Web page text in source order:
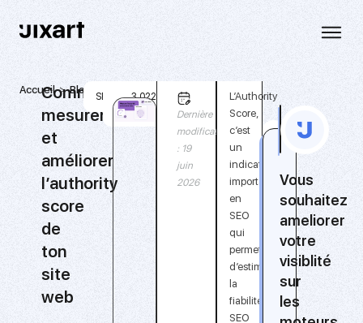
Accueil Blog
Comment
mesurer
l’authority
score
de
Comment
mesurer
et
améliorer
l’authority
score
de
ton
site
web
SEO 3 022
min
Dernière
modification
: 19
juin
2026
L’Authority
Score,
c’est
un
indicateur
important
en
SEO
qui
permet
d’estimer
la
fiabilité
SEO
Vous
souhaitez
ameliorer
votre
visiblité
sur
les